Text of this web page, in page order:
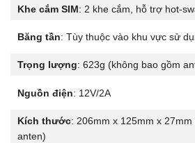
Khe cắm SIM: 2 khe cắm, hỗ trợ hot-
Băng tần: Tùy thuộc vào khu vực sử
Trọng lượng: 623g (không bao gồm
Nguồn điện: 12V/2A
Kích thước: 206mm x 125mm x
anten)